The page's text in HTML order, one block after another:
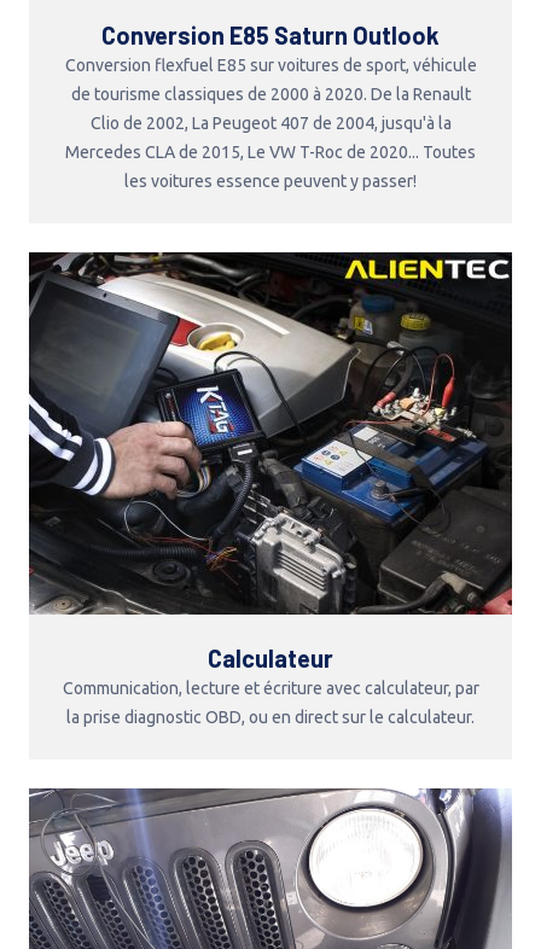
Conversion E85 Saturn Outlook
Conversion flexfuel E85 sur voitures de sport, véhicule
de tourisme classiques de 2000 à 2020. De la Renault
Clio de 2002, La Peugeot 407 de 2004, jusqu'à la
Mercedes CLA de 2015, Le VW T-Roc de 2020... Toutes
les voitures essence peuvent y passer!
Calculateur
Communication, lecture et écriture avec calculateur, par
la prise diagnostic OBD, ou en direct sur le calculateur.